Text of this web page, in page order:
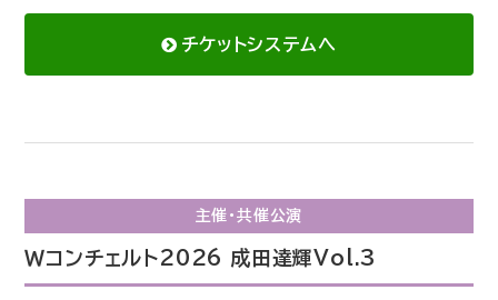
チケットシステムへ
主催・共催公演
Ｗコンチェルト2026 成田達輝Vol.3